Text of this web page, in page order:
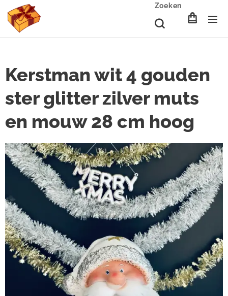
Zoeken
Kerstman wit 4 gouden
ster glitter zilver muts
en mouw 28 cm hoog